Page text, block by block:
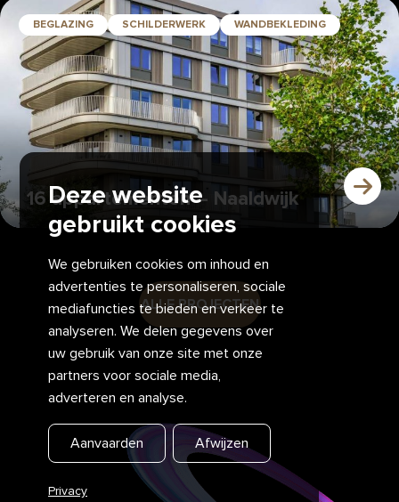
BEGLAZING SCHILDERWERK WANDBEKLEDING
16 appartementen – Naaldwijk
ALLE PROJECTEN
Deze website
gebruikt cookies
We gebruiken cookies om inhoud en
advertenties te personaliseren, sociale
mediafuncties te bieden en verkeer te
analyseren. We delen gegevens over
uw gebruik van onze site met onze
partners voor sociale media,
adverteren en analyse.
Aanvaarden Afwijzen
Privacy